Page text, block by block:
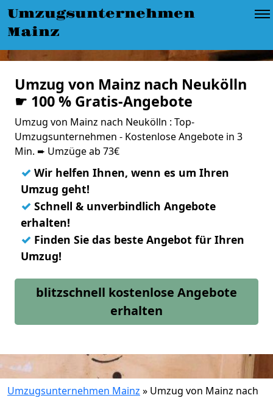
Umzugsunternehmen
Mainz
Umzug von Mainz nach Neukölln
☛ 100 % Gratis-Angebote
Umzug von Mainz nach Neukölln : Top-
Umzugsunternehmen - Kostenlose Angebote in 3
Min. ➨ Umzüge ab 73€
✓ Wir helfen Ihnen, wenn es um Ihren
Umzug geht!
✓ Schnell & unverbindlich Angebote
erhalten!
✓ Finden Sie das beste Angebot für Ihren
Umzug!
blitzschnell kostenlose Angebote
erhalten
Umzugsunternehmen Mainz » Umzug von Mainz nach